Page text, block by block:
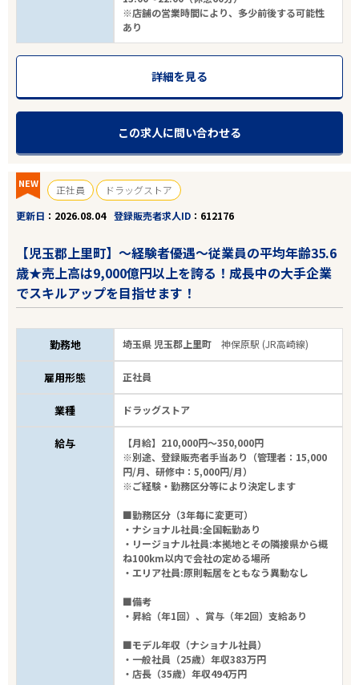
埼玉
児玉郡上里町
業種
雇用形態
※店舗の営業時間により、多少前後する可能性
あり
詳細を見る
この求人に問い合わせる
NEW 正社員
ドラッグストア
更新日
2026.08.04 登録販売者求人ID 612176
【児玉郡上里町】～経験者優遇～従業員の平均年齢35.6
歳★売上高は9,000億円以上を誇る！成長中の大手企業
でスキルアップを目指せます！
勤務地 埼玉県 児玉郡上里町神保原駅 (JR高崎線)
雇用形態 正社員
業種 ドラッグストア
給与
【月給】210,000円～350,000円
※別途、登録販売者手当あり（管理者：15,000
円/月、研修中：5,000円/月）
※ご経験・勤務区分等により決定します
■勤務区分（3年毎に変更可）
・ナショナル社員:全国転勤あり
・リージョナル社員:本拠地とその隣接県から概
ね100km以内で会社の定める場所
・エリア社員:原則転居をともなう異動なし
■備考
・昇給（年1回）、賞与（年2回）支給あり
■モデル年収（ナショナル社員）
・一般社員（25歳）年収383万円
・店長（35歳）年収494万円